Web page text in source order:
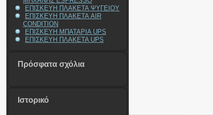
ΕΠΙΣΚΕΥΗ ΠΛΑΚΕΤΑ ΨΥΓΕΙΟΥ
ΕΠΙΣΚΕΥΗ ΠΛΑΚΕΤΑ AIR
CONDITION
ΕΠΙΣΚΕΥΗ ΜΠΑΤΑΡΙΑ UPS
ΕΠΙΣΚΕΥΗ ΠΛΑΚΕΤΑ UPS
Πρόσφατα σχόλια
Ιστορικό